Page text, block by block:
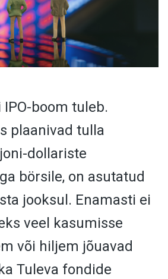
boom tuleb.
plaanivad tulla
dollariste
börsile, on asutatud
jooksul. Enamasti ei
veel kasumisse
või hiljem jõuavad
Tuleva fondide